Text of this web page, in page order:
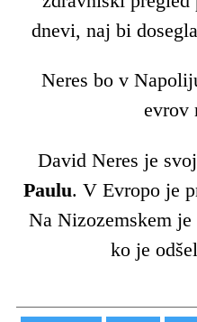
dnevi, naj bi dosegla
Neres bo v
evrov
David Neres je
Paulu. V Evropo je
Na Nizozemskem
ko je